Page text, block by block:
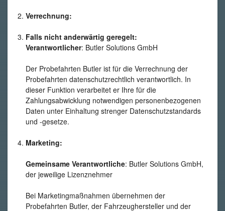
Verrechnung:
Falls nicht anderwärtig geregelt:
Verantwortlicher: Butler Solutions GmbH
Der Probefahrten Butler ist für die Verrechnung der
Probefahrten datenschutzrechtlich verantwortlich. In
dieser Funktion verarbeitet er Ihre für die
Zahlungsabwicklung notwendigen personenbezogenen
Daten unter Einhaltung strenger Datenschutzstandards
und -gesetze.
Marketing:
Gemeinsame Verantwortliche: Butler Solutions GmbH,
der jeweilige Lizenznehmer
Bei Marketingmaßnahmen übernehmen der
Probefahrten Butler, der Fahrzeughersteller und der